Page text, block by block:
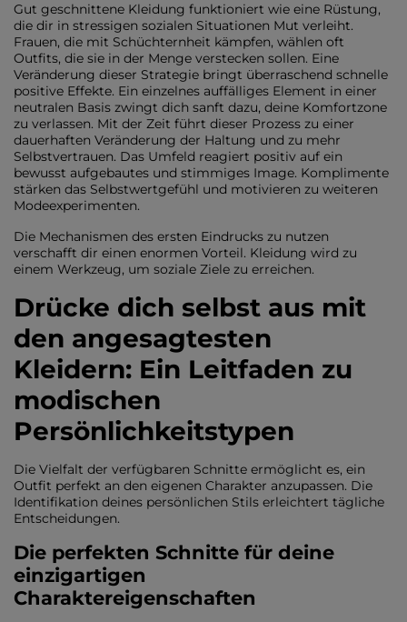
Gut geschnittene Kleidung funktioniert wie eine Rüstung,
die dir in stressigen sozialen Situationen Mut verleiht.
Frauen, die mit Schüchternheit kämpfen, wählen oft
Outfits, die sie in der Menge verstecken sollen. Eine
Veränderung dieser Strategie bringt überraschend schnelle
positive Effekte. Ein einzelnes auffälliges Element in einer
neutralen Basis zwingt dich sanft dazu, deine Komfortzone
zu verlassen. Mit der Zeit führt dieser Prozess zu einer
dauerhaften Veränderung der Haltung und zu mehr
Selbstvertrauen. Das Umfeld reagiert positiv auf ein
bewusst aufgebautes und stimmiges Image. Komplimente
stärken das Selbstwertgefühl und motivieren zu weiteren
Modeexperimenten.
Die Mechanismen des ersten Eindrucks zu nutzen
verschafft dir einen enormen Vorteil. Kleidung wird zu
einem Werkzeug, um soziale Ziele zu erreichen.
Drücke dich selbst aus mit
den angesagtesten
Kleidern: Ein Leitfaden zu
modischen
Persönlichkeitstypen
Die Vielfalt der verfügbaren Schnitte ermöglicht es, ein
Outfit perfekt an den eigenen Charakter anzupassen. Die
Identifikation deines persönlichen Stils erleichtert tägliche
Entscheidungen.
Die perfekten Schnitte für deine
einzigartigen
Charaktereigenschaften